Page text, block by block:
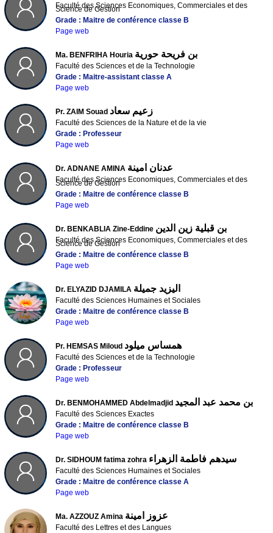
Faculté des Sciences Economiques, Commerciales et des
Science de Gestion
Grade : Maitre de conférence classe B
Page web
Ma. BENFRIHA Houria بن فريحة حورية
Faculté des Sciences et de la Technologie
Grade : Maitre-assistant classe A
Page web
Pr. ZAIM Souad زعيم سعاد
Faculté des Sciences de la Nature et de la vie
Grade : Professeur
Page web
Dr. ADNANE AMINA عدنان امينة
Faculté des Sciences Economiques, Commerciales et des
Science de Gestion
Grade : Maitre de conférence classe B
Page web
Dr. BENKABLIA Zine-Eddine بن قبلية زين الدين
Faculté des Sciences Economiques, Commerciales et des
Science de Gestion
Grade : Maitre de conférence classe B
Page web
Dr. ELYAZID DJAMILA اليزيد جميلة
Faculté des Sciences Humaines et Sociales
Grade : Maitre de conférence classe B
Page web
Pr. HEMSAS Miloud همساس ميلود
Faculté des Sciences et de la Technologie
Grade : Professeur
Page web
Dr. BENMOHAMMED Abdelmadjid بن محمد عبد المجيد
Faculté des Sciences Exactes
Grade : Maitre de conférence classe B
Page web
Dr. SIDHOUM fatima zohra سيدهم فاطمة الزهراء
Faculté des Sciences Humaines et Sociales
Grade : Maitre de conférence classe A
Page web
Ma. AZZOUZ Amina عزوز امينة
Faculté des Lettres et des Langues